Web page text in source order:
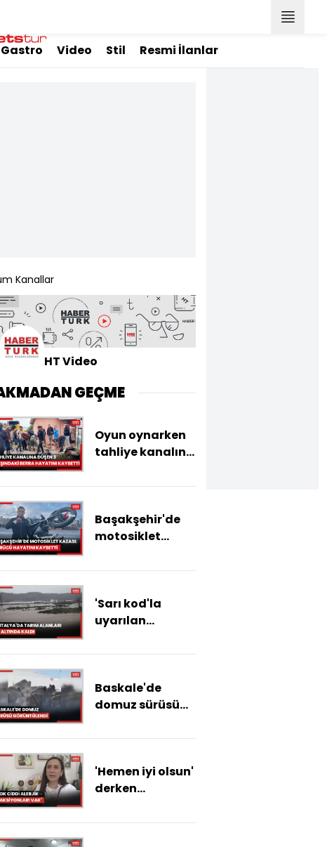
Gastro Video Stil Resmi İlanlar
Kanallar
HT Video
GEÇME
Oyun oynarken
tahliye kanalına
yaşındaki Berra
kaybetti
Başakşehir'de
motosiklet
hayatını
'Sarı kod'la
uyarılan
tarım alanları su
Baskale'de
domuz sürüsü
'Hemen iyi olsun'
derken
karşı yenik